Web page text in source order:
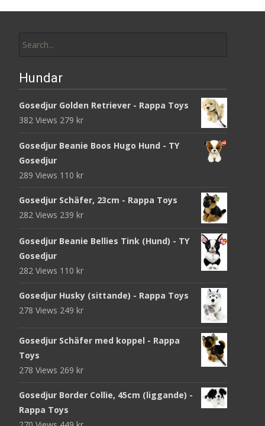
for:
Hundar
Gosedjur Golden Retriever - Rappa Toys
382 Views 279 kr
Gosedjur Beanie Boos Hugo Hund - TY
Gosedjur
289 Views 110 kr
Gosedjur Schäfer, 23cm - Rappa Toys
282 Views 239 kr
Gosedjur Beanie Bellies Tink (Hund) - TY
Gosedjur
282 Views 110 kr
Gosedjur Husky (sittande) - Rappa Toys
278 Views 249 kr
Gosedjur Schäfer med koppel - Rappa
Toys
278 Views 269 kr
Gosedjur Border Collie, 45cm (liggande) -
Rappa Toys